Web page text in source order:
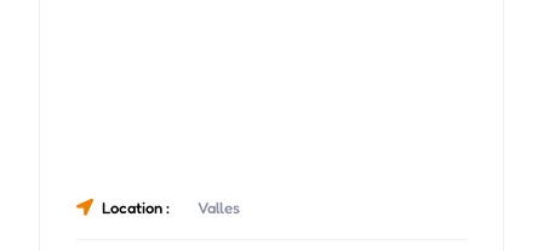
Location : Valles